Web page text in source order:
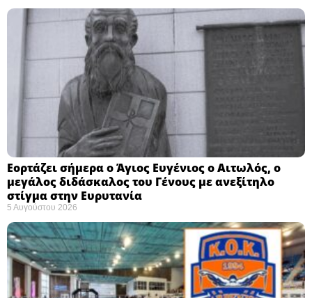
Εορτάζει σήμερα ο Άγιος Ευγένιος ο Αιτωλός, ο
μεγάλος διδάσκαλος του Γένους με ανεξίτηλο
στίγμα στην Ευρυτανία
5 Αυγούστου 2026